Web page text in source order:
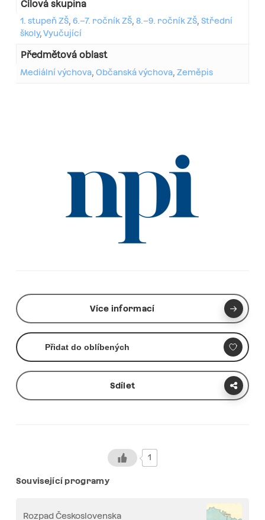
Cílová skupina
1. stupeň ZŠ, 6.–7. ročník ZŠ, 8.–9. ročník ZŠ, Střední
školy, Vyučující
Předmětová oblast
Mediální výchova, Občanská výchova, Zeměpis
Více informací
Přidat do oblíbených
Sdílet
1
Související programy
Rozpad Československa